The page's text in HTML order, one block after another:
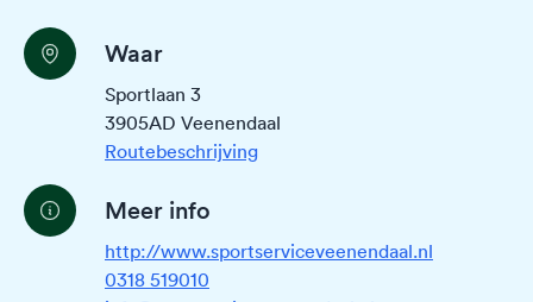
Waar
Sportlaan 3
3905AD Veenendaal
Routebeschrijving
Meer info
http://www.sportserviceveenendaal.nl
0318 519010